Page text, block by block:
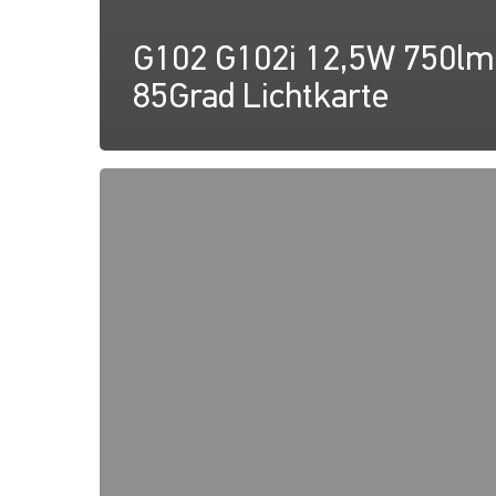
G102 G102i 12,5W 750lm
85Grad Lichtkarte
G102